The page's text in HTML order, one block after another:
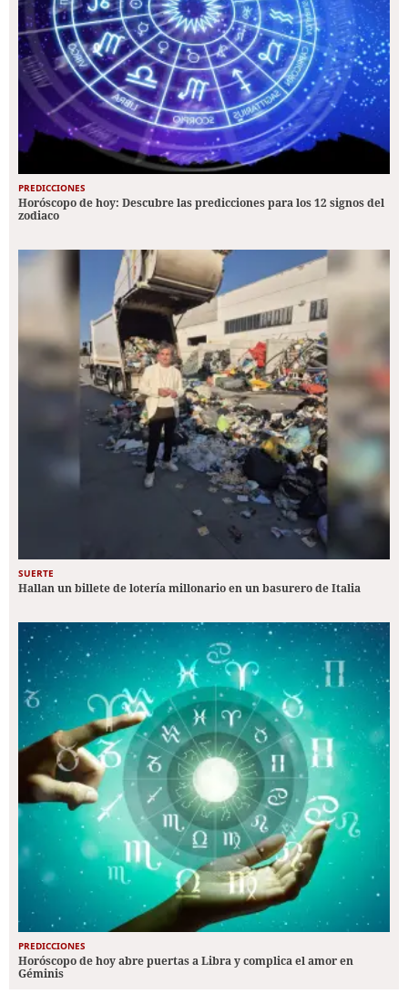
PREDICCIONES
Horóscopo de hoy: Descubre las predicciones para los 12 signos del
zodiaco
SUERTE
Hallan un billete de lotería millonario en un basurero de Italia
PREDICCIONES
Horóscopo de hoy abre puertas a Libra y complica el amor en
Géminis